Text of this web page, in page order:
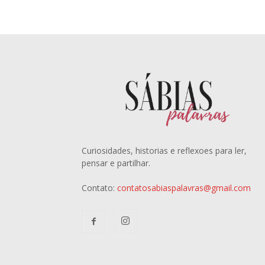
Curiosidades, historias e reflexoes para ler,
pensar e partilhar.
Contato: contatosabiaspalavras@gmail.com